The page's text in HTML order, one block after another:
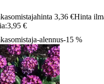
3,36 €Hinta
3,95 €
alennus-15 %